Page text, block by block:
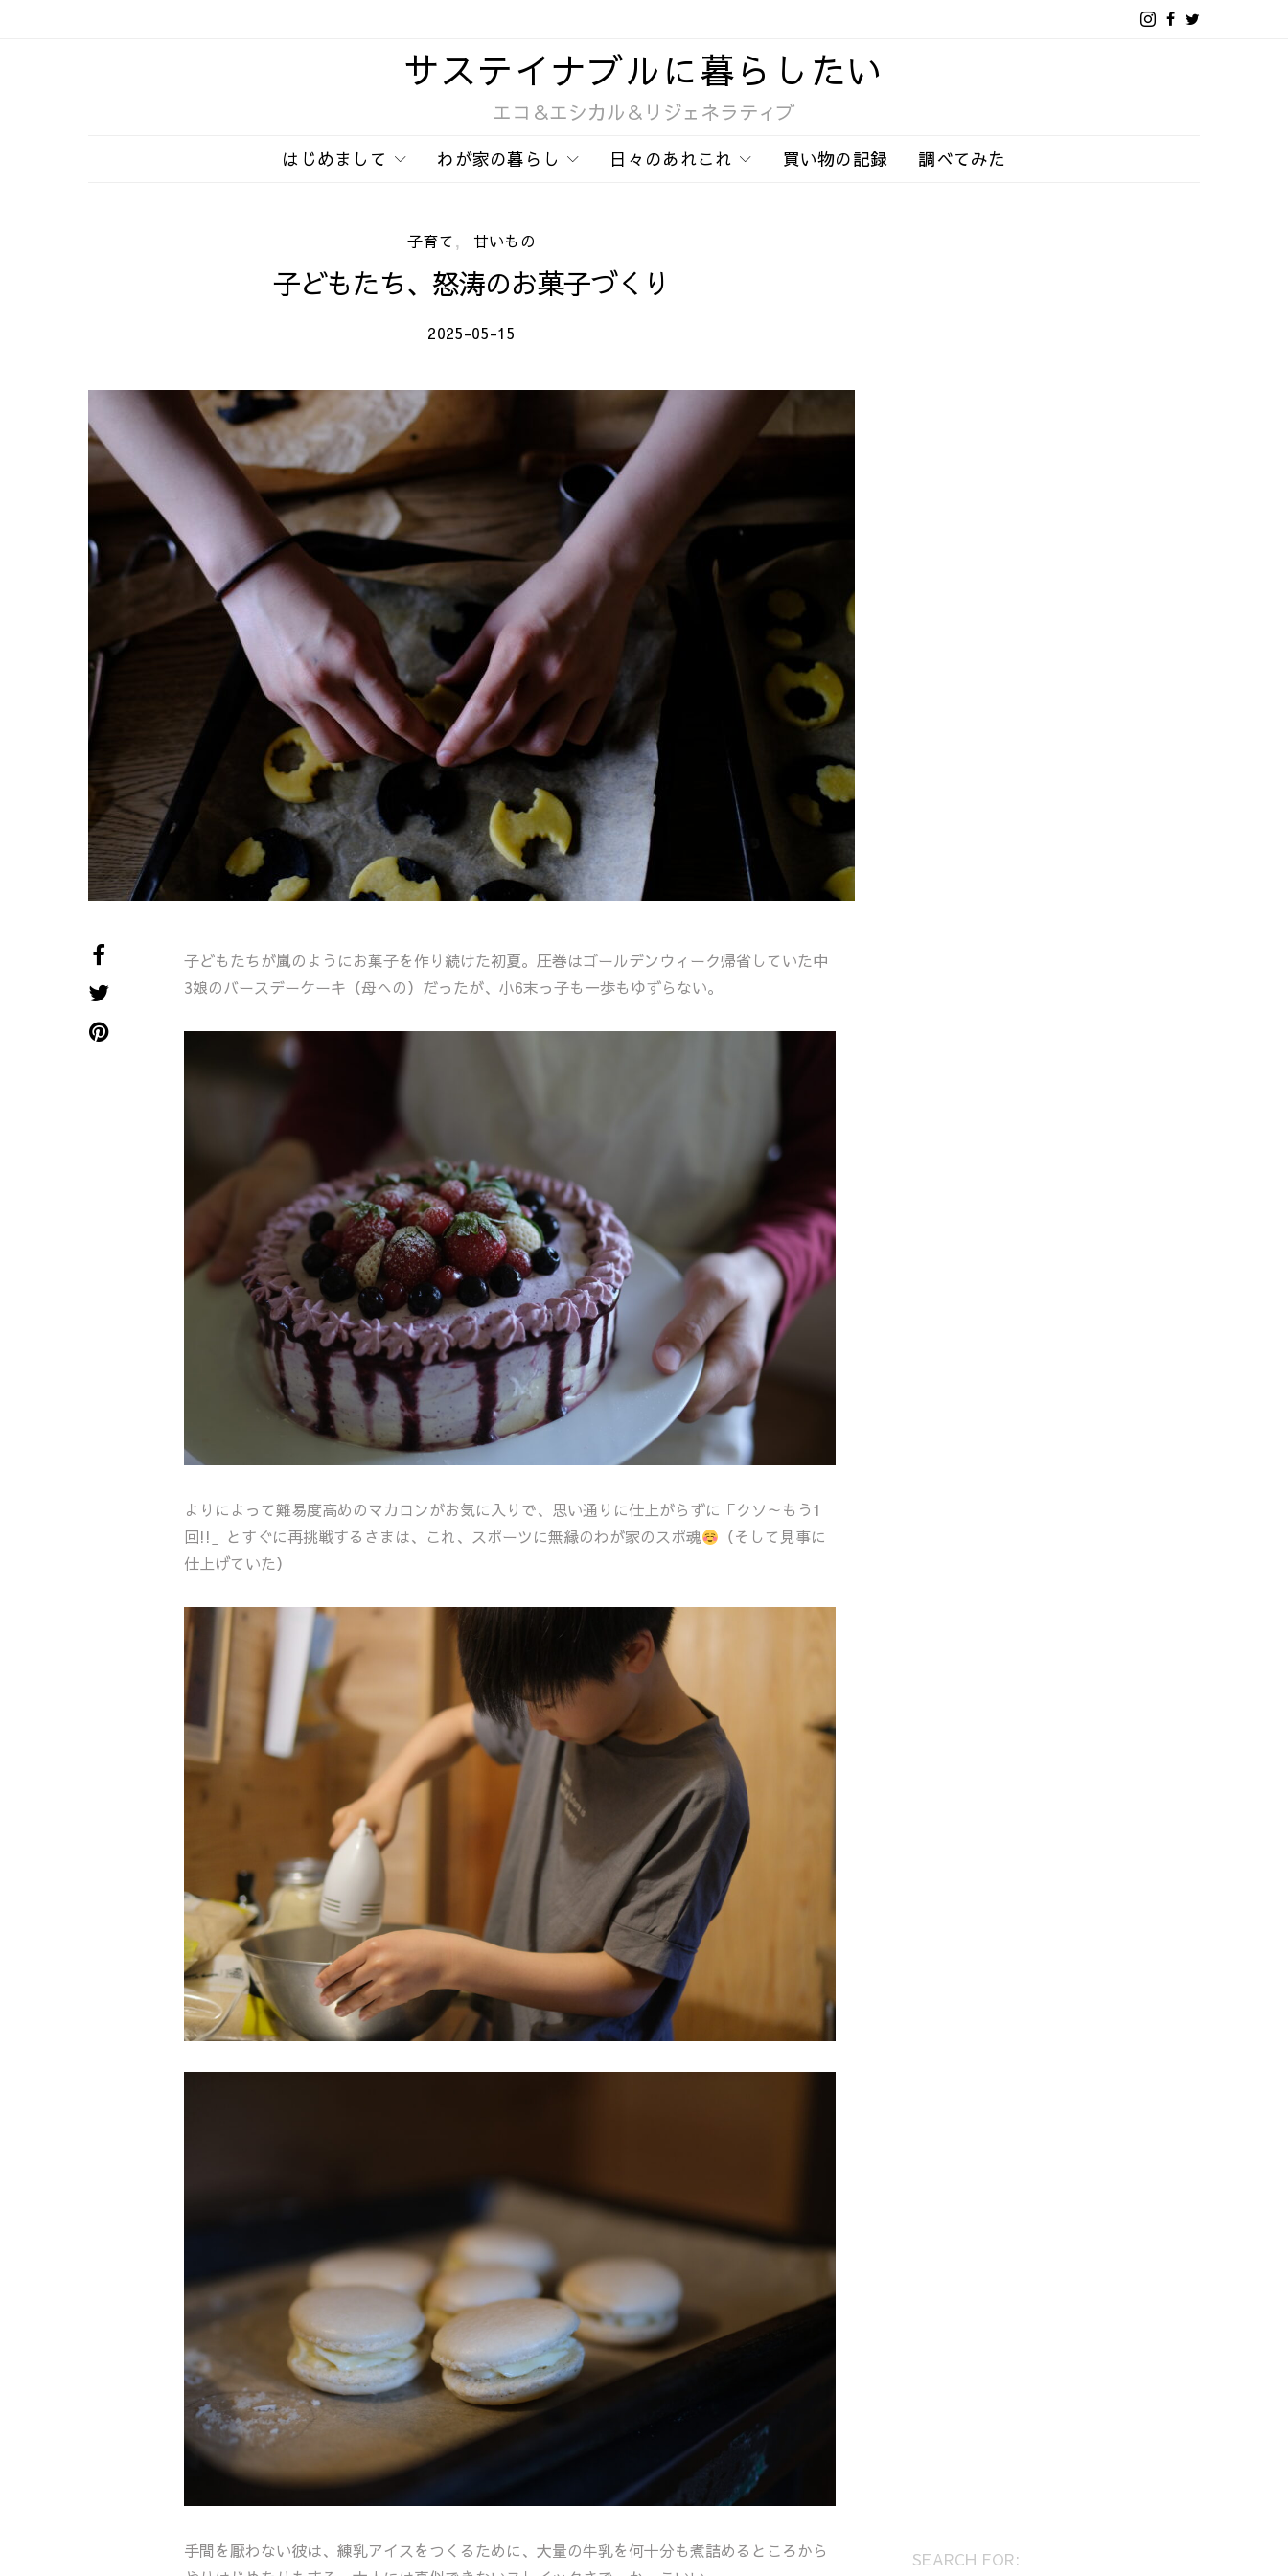
サステイナブルに暮らしたい
エコ＆エシカル＆リジェネラティブ
はじめまして わが家の暮らし 日々のあれこれ 買い物の記録 調べてみた
子育て 甘いもの
子どもたち、怒涛のお菓子づくり
2025-05-15
子どもたちが嵐のようにお菓子を作り続けた初夏。圧巻はゴールデンウィーク帰省していた中
3娘のバースデーケーキ（母への）だったが、小6末っ子も一歩もゆずらない。
よりによって難易度高めのマカロンがお気に入りで、思い通りに仕上がらずに「クソ～もう1
回!!」とすぐに再挑戦するさまは、これ、スポーツに無縁のわが家のスポ魂
（そして見事に
仕上げていた）
手間を厭わない彼は、練乳アイスをつくるために、大量の牛乳を何十分も煮詰めるところから
SEARCH FOR: